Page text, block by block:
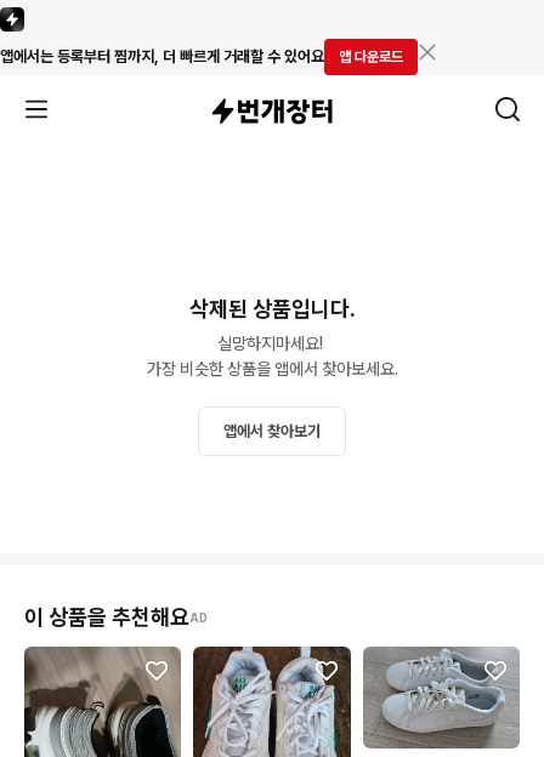
앱에서는 등록부터 찜까지, 더 빠르게 거래할 수 있어요 앱 다운로드
삭제된 상품입니다.
실망하지마세요!
가장 비슷한 상품을 앱에서 찾아보세요.
앱에서 찾아보기
이 상품을 추천해요AD